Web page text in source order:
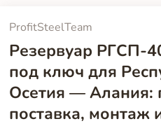
ProfitSteelTeam
Резервуар РГСП-
под ключ для
Осетия — Алания:
поставка, монтаж